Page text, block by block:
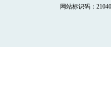
网站标识码：